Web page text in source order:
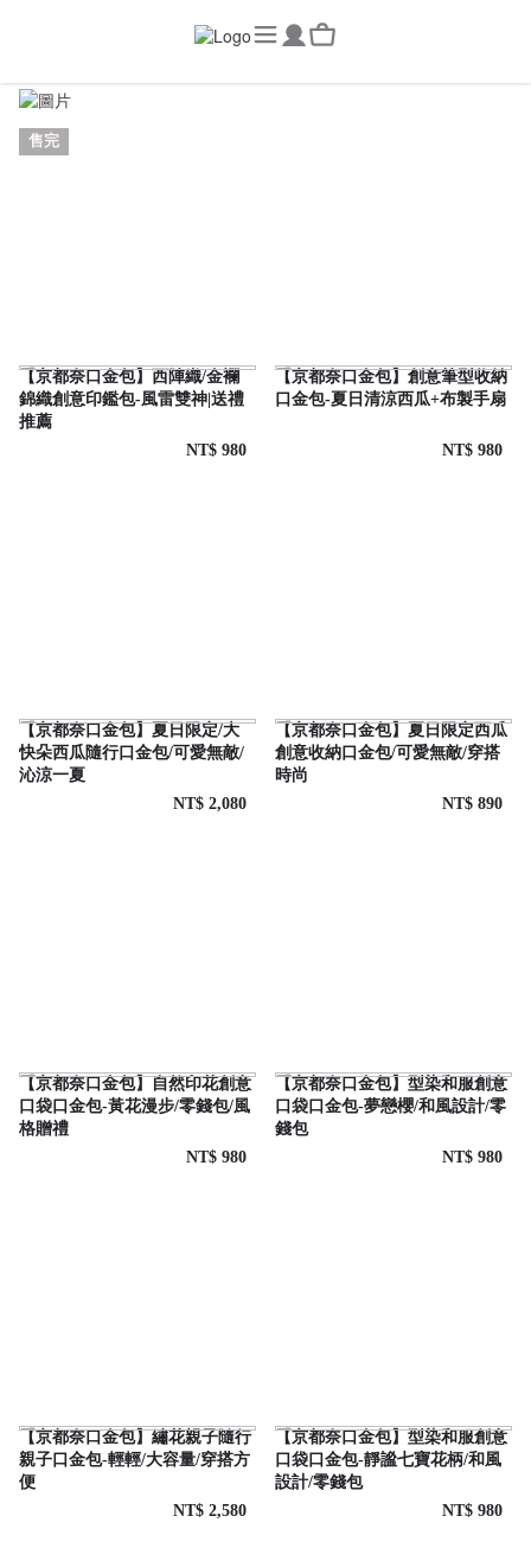
京都奈口金包 - 最新商品New Arrivals
售完
【京都奈口金包】西陣織/金襴
錦織創意印鑑包-風雷雙神|送禮
推薦
NT$ 980
【京都奈口金包】創意筆型收納
口金包-夏日清涼西瓜+布製手扇
NT$ 980
【京都奈口金包】夏日限定/大
快朵西瓜隨行口金包/可愛無敵/
沁涼一夏
NT$ 2,080
【京都奈口金包】夏日限定西瓜
創意收納口金包/可愛無敵/穿搭
時尚
NT$ 890
【京都奈口金包】自然印花創意
口袋口金包-黃花漫步/零錢包/風
格贈禮
NT$ 980
【京都奈口金包】型染和服創意
口袋口金包-夢戀櫻/和風設計/零
錢包
NT$ 980
【京都奈口金包】繡花親子隨行
親子口金包-輕輕/大容量/穿搭方
便
NT$ 2,580
【京都奈口金包】型染和服創意
口袋口金包-靜謐七寶花柄/和風
設計/零錢包
NT$ 980